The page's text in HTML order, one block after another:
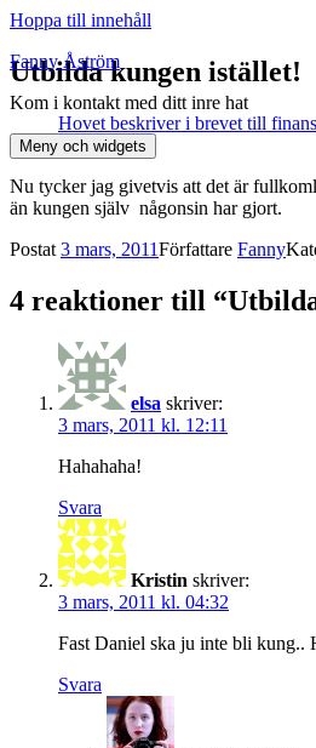
Hoppa till innehåll
Fanny Åström
Kom i kontakt med ditt inre hat
Meny och widgets
Utbilda kungen istället!
Hovet beskriver i brevet till
sin nya roll.
Nu tycker jag givetvis att det är
än kungen själv någonsin har gjort.
Postat 3 mars, 2011Författare Fanny
4 reaktioner till
elsa skriver:
3 mars, 2011 kl. 12:11
Hahahaha!
Svara
Kristin skriver:
3 mars, 2011 kl. 04:32
Fast Daniel ska ju inte bli kung..
Svara